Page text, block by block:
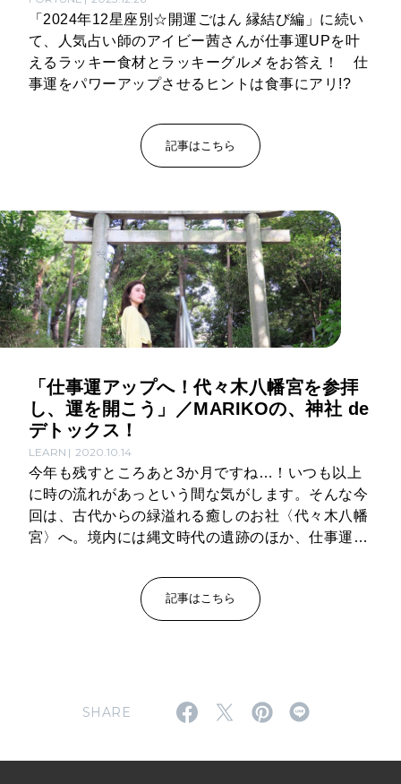
「2024年12星座別☆開運ごはん 縁結び編」に続い
て、人気占い師のアイビー茜さんが仕事運UPを叶
えるラッキー食材とラッキーグルメをお答え！ 仕
事運をパワーアップさせるヒントは食事にアリ!?
記事はこちら
「仕事運アップへ！代々木八幡宮を参拝
し、運を開こう」／MARIKOの、神社 de
デトックス！
LEARN 2020.10.14
今年も残すところあと3か月ですね…！いつも以上
に時の流れがあっという間な気がします。そんな今
回は、古代からの緑溢れる癒しのお社〈代々木八幡
宮〉へ。境内には縄文時代の遺跡のほか、仕事運が
ベストシーズン。ちょっと神社まで足を運んでみる
のはいかがでしょう？記事はこちら
SHARE